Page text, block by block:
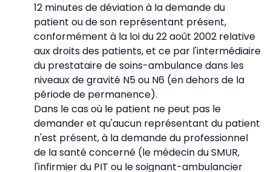
12 minutes de déviation à la demande du
patient ou de son représentant présent,
conformément à la loi du 22 août 2002 relative
aux droits des patients, et ce par l'intermédiaire
du prestataire de soins-ambulance dans les
niveaux de gravité N5 ou N6 (en dehors de la
période de permanence).
Dans le cas où le patient ne peut pas le
demander et qu'aucun représentant du patient
n'est présent, à la demande du professionnel
de la santé concerné (le médecin du SMUR,
l'infirmier du PIT ou le soignant-ambulancier